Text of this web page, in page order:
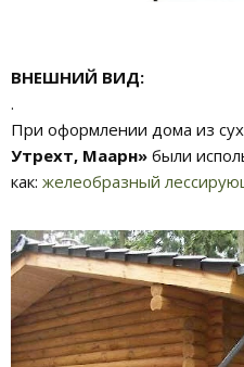
ВНЕШНИЙ ВИД:
.
При оформлении дома из
Утрехт, Маарн» были
как: желеобразный